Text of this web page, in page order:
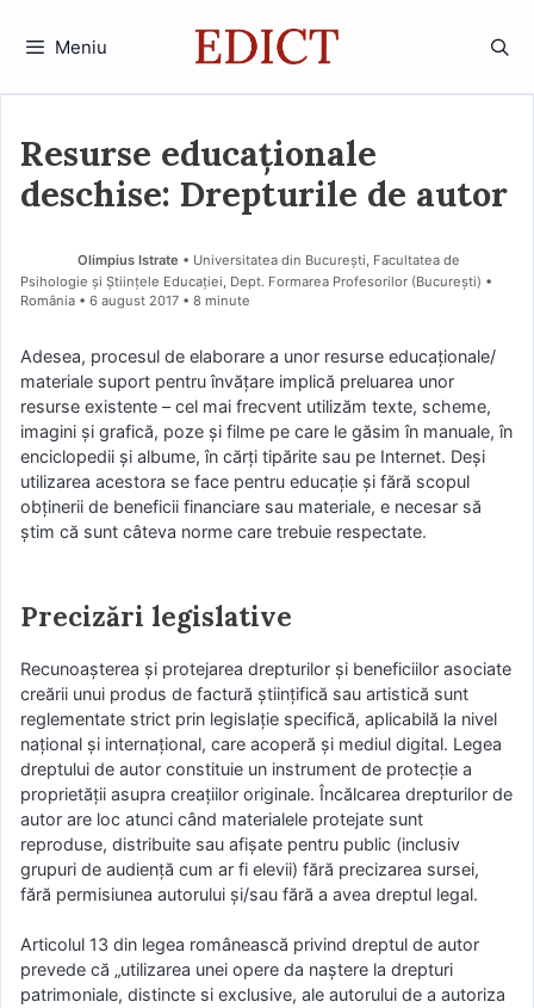
Meniu
Resurse educaționale
deschise: Drepturile de autor
Olimpius Istrate • Universitatea din București, Facultatea de
Psihologie și Științele Educației, Dept. Formarea Profesorilor (Bucureşti) •
România
6 august 2017 • 8 minute
Adesea, procesul de elaborare a unor resurse educaționale/
materiale suport pentru învățare implică preluarea unor
resurse existente – cel mai frecvent utilizăm texte, scheme,
imagini și grafică, poze și filme pe care le găsim în manuale, în
enciclopedii și albume, în cărți tipărite sau pe Internet. Deși
utilizarea acestora se face pentru educație și fără scopul
obținerii de beneficii financiare sau materiale, e necesar să
știm că sunt câteva norme care trebuie respectate.
Precizări legislative
Recunoașterea și protejarea drepturilor și beneficiilor asociate
creării unui produs de factură științifică sau artistică sunt
reglementate strict prin legislație specifică, aplicabilă la nivel
național și internațional, care acoperă și mediul digital. Legea
dreptului de autor constituie un instrument de protecție a
proprietății asupra creațiilor originale. Încălcarea drepturilor de
autor are loc atunci când materialele protejate sunt
reproduse, distribuite sau afișate pentru public (inclusiv
grupuri de audiență cum ar fi elevii) fără precizarea sursei,
fără permisiunea autorului și/sau fără a avea dreptul legal.
Articolul 13 din legea românească privind dreptul de autor
prevede că „utilizarea unei opere da naștere la drepturi
patrimoniale, distincte si exclusive, ale autorului de a autoriza